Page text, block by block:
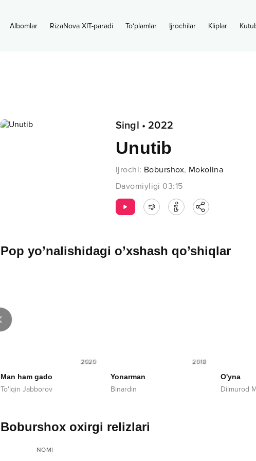
Albomlar RizaNova XIT-paradi To‘plamlar Ijrochilar Kliplar
Singl • 2022
Unutib
Ijrochi: Boburshox, Mokolina
Davomiyligi 03:15
Pop yo’nalishidagi o’xshash qo’shiqlar
2020
Man ham gado
To'lqin Jabborov
2018
Yonarman
Binardin
O'yna
Dilmurod
Boburshox oxirgi relizlari
NOMI